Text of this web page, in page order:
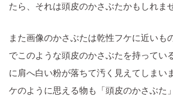
たら、それは頭皮のかさぶたかもしれま
また画像のかさぶたは乾性フケに近いも
でこのような頭皮のかさぶたを持ってい
に肩へ白い粉が落ちて汚く見えてしまい
ケのように思える物も「頭皮のかさぶた